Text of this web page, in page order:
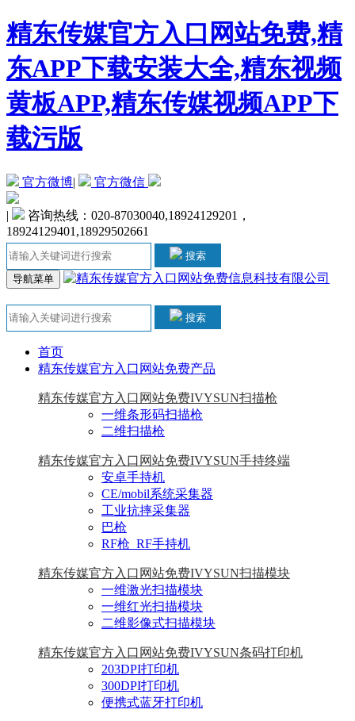
精东传媒官方入口网站免费,精
东APP下载安装大全,精东视频
黄板APP,精东传媒视频APP下
载污版
官方微博| 官方微信
|
咨询热线：020-87030040,18924129201，
18924129401,18929502661
搜索
导航菜单
搜索
首页
精东传媒官方入口网站免费产品
精东传媒官方入口网站免费IVYSUN扫描枪
一维条形码扫描枪
二维扫描枪
精东传媒官方入口网站免费IVYSUN手持终端
安卓手持机
CE/mobil系统采集器
工业抗摔采集器
巴枪
RF枪_RF手持机
精东传媒官方入口网站免费IVYSUN扫描模块
一维激光扫描模块
一维红光扫描模块
二维影像式扫描模块
精东传媒官方入口网站免费IVYSUN条码打印机
203DPI打印机
300DPI打印机
便携式蓝牙打印机